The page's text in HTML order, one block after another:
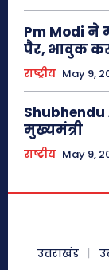
Pm Modi ने
पैर, भावुक
राष्ट्रीय May 9,
मुख्यमंत्री
राष्ट्रीय May 9,
उत्तराखंड